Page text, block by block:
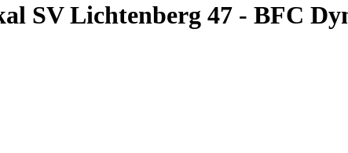
SV Lichtenberg 47 - BFC